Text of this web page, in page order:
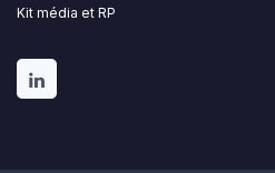
Kit média et RP